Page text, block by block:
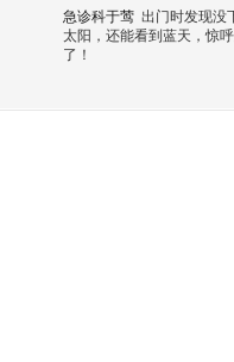
急诊科于莺 出门时发现没
太阳，还能看到蓝天，惊
了！